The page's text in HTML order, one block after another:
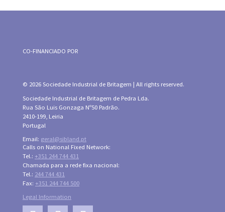
CO-FINANCIADO POR
© 2026 Sociedade Industrial de Britagem | All rights reserved.
Sociedade Industrial de Britagem de Pedra Lda.
Rua São Luis Gonzaga Nº50 Padrão.
2410-199, Leiria
Portugal
Email: geral@sibland.pt
Calls on National Fixed Network:
Tel.: +351 244 744 431
Chamada para a rede fixa nacional:
Tel.: 244 744 431
Fax: +351 244 744 500
Legal Information